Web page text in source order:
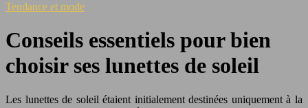
Tendance et mode
Conseils essentiels pour bien
choisir ses lunettes de soleil
Les lunettes de soleil étaient initialement destinées uniquement à la